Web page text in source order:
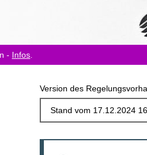
- Infos
Version des